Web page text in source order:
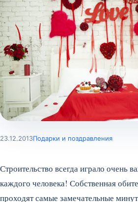
23.12.2013Подарки и поздравления
Строительство всегда играло очень
каждого человека! Собственная
проходят самые замечательные